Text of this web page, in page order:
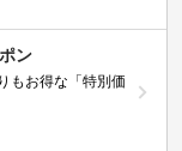
ン
もお得な「特別価